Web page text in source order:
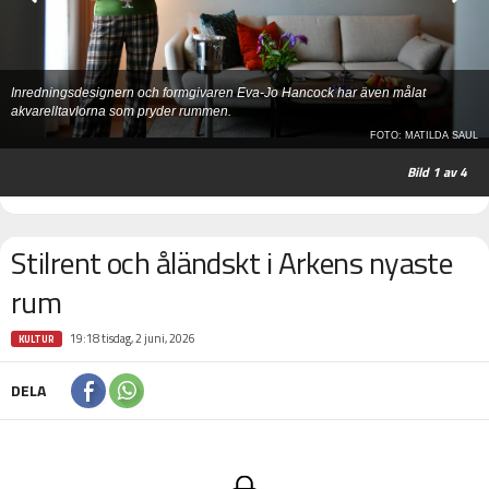
Inredningsdesignern och formgivaren Eva-Jo Hancock har även målat
akvarelltavlorna som pryder rummen.
FOTO: MATILDA SAUL
1av 4
Stilrent och åländskt i Arkens nyaste
rum
KULTUR 19:18 tisdag, 2 juni, 2026
DELA